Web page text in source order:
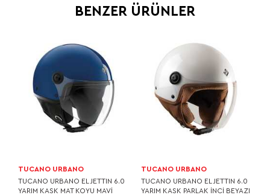
BENZER ÜRÜNLER
TUCANO URBANO
TUCANO URBANO EL JETTIN 6.0
YARIM KASK MAT KOYU MAVİ
TUCANO URBANO
TUCANO URBANO EL JETTIN 6.0
YARIM KASK PARLAK İNCİ BEYAZI